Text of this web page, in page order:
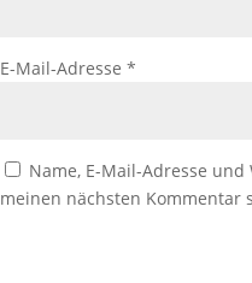
E-Mail-Adresse *
Name, E-Mail-Adresse
meinen nächsten Kommentar